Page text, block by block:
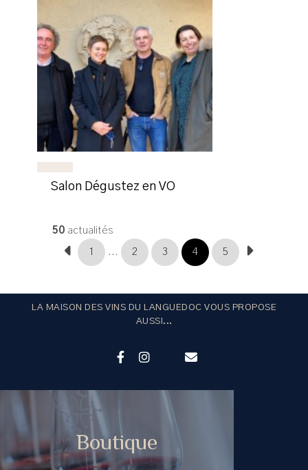
Salon Dégustez en VO
50 actualités
1 ... 2 3 4 5
LA MAISON DES VINS DU LANGUEDOC VOUS PROPOSE
AUSSI...
Boutique